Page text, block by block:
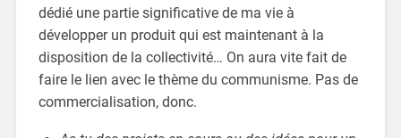
dédié une partie significative de ma vie à
développer un produit qui est maintenant à la
disposition de la collectivité… On aura vite fait de
faire le lien avec le thème du communisme. Pas de
commercialisation, donc.